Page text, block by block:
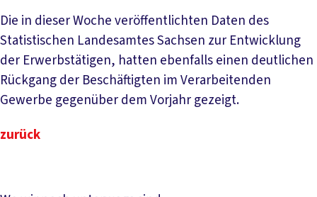
Die in dieser Woche veröffentlichten Daten des
Statistischen Landesamtes Sachsen zur Entwicklung
der Erwerbstätigen, hatten ebenfalls einen deutlichen
Rückgang der Beschäftigten im Verarbeitenden
Gewerbe gegenüber dem Vorjahr gezeigt.
zurück